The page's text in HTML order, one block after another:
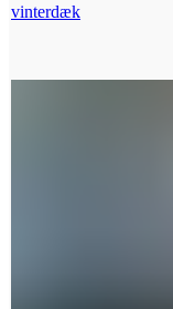
vinterdæk